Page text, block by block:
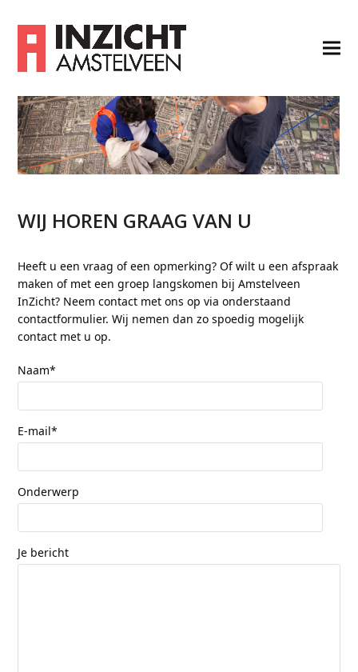
WIJ HOREN GRAAG VAN U
Heeft u een vraag of een opmerking? Of wilt u een afspraak
maken of met een groep langskomen bij Amstelveen
InZicht? Neem contact met ons op via onderstaand
contactformulier. Wij nemen dan zo spoedig mogelijk
contact met u op.
Naam*
E-mail*
Onderwerp
Je bericht